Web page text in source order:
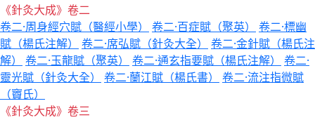
《針灸大成》卷二
卷二·周身經穴賦（醫經小學）
卷二·百症賦（聚英）
卷二·標幽
賦（楊氏注解）
卷二·席弘賦（針灸大全）
卷二·金針賦（楊氏注
解）
卷二·玉龍賦（聚英） 卷二·通玄指要賦（楊氏注解）
卷二·
靈光賦（針灸大全）
卷二·蘭江賦（楊氏書）
卷二·流注指微賦
（竇氏）
《針灸大成》卷三